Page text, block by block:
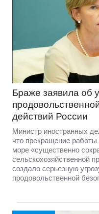
Браже заявила об
действий России
Министр иностранных
что прекращение
море «существенно
сельскохозяйственной
создало серьезную
продовольственной